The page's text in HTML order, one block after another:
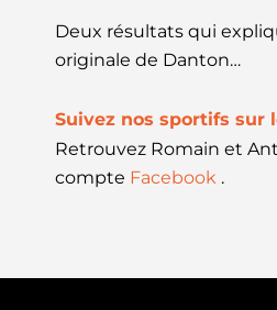
Deux résultats qui
originale de Danton…
Suivez nos sportifs sur
Retrouvez Romain et
compte Facebook .